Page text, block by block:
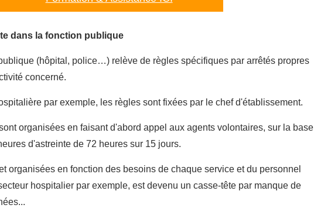
dans la fonction publique
(hôpital, police…) relève de règles spécifiques par arrêtés propres
concerné.
par exemple, les règles sont fixées par le chef d'établissement.
organisées en faisant d'abord appel aux agents volontaires, sur la base
d'astreinte de 72 heures sur 15 jours.
organisées en fonction des besoins de chaque service et du personnel
hospitalier par exemple, est devenu un casse-tête par manque de